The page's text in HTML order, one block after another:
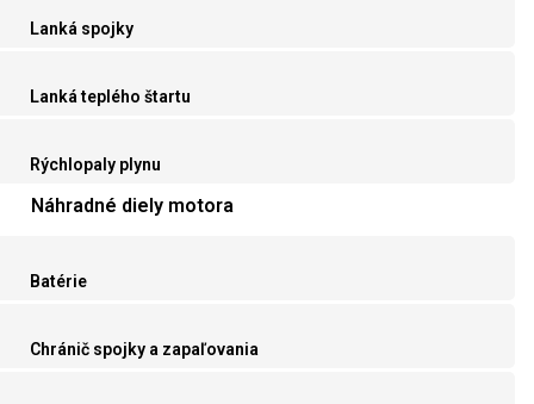
Lanká spojky
Lanká teplého štartu
Rýchlopaly plynu
Náhradné diely motora
Batérie
Chránič spojky a zapaľovania